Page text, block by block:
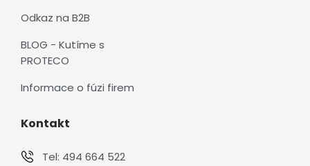
Odkaz na B2B
BLOG - Kutíme s
PROTECO
Informace o fúzi firem
Kontakt
Tel: 494 664 522